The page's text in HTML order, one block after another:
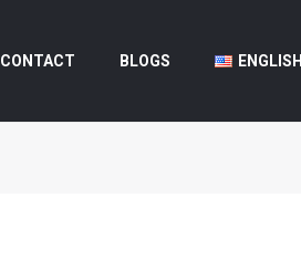
CONTACT BLOGS ENGLISH